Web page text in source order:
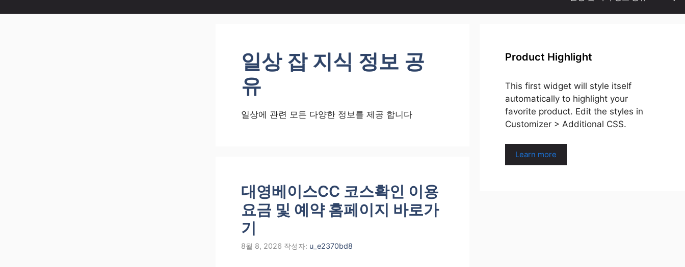
일상 잡 지식 정보 공
유
일상에 관련 모든 다양한 정보를 제공 합니다
대영베이스CC 코스확인 이용
요금 및 예약 홈페이지 바로가
기
8월 8, 2026 작성자: u_e2370bd8
Product Highlight
This first widget will style itself
automatically to highlight your
favorite product. Edit the styles in
Customizer > Additional CSS.
Learn more